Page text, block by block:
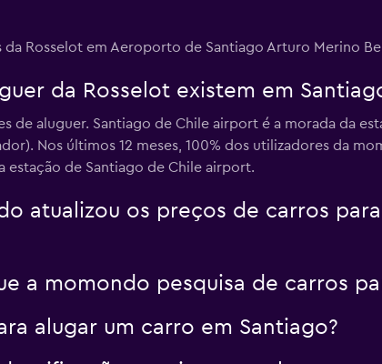
da Rosselot em Aeroporto de Santiago Arturo Merino
da Rosselot existem em
de aluguer. Santiago de Chile airport é a morada da
Nos últimos 12 meses, 100% dos utilizadores da
estação de Santiago de Chile airport.
atualizou os preços de carros
a momondo pesquisa de carros
alugar um carro em Santiago?